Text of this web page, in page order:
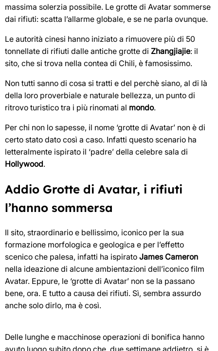
massima solerzia possibile. Le grotte di Avatar sommerse
dai rifiuti: scatta l’allarme globale, e se ne parla ovunque.
Le autorità cinesi hanno iniziato a rimuovere più di 50
tonnellate di rifiuti dalle antiche grotte di Zhangjiajie: il
sito, che si trova nella contea di Chili, è famosissimo.
Non tutti sanno di cosa si tratti e del perchè siano, al di là
della loro proverbiale e naturale bellezza, un punto di
ritrovo turistico tra i più rinomati al mondo.
Per chi non lo sapesse, il nome ‘grotte di Avatar’ non è di
certo stato dato così a caso. Infatti questo scenario ha
letteralmente ispirato il ‘padre’ della celebre sala di
Hollywood.
Addio Grotte di Avatar, i rifiuti
l’hanno sommersa
Il sito, straordinario e bellissimo, iconico per la sua
formazione morfologica e geologica e per l’effetto
scenico che palesa, infatti ha ispirato James Cameron
nella ideazione di alcune ambientazioni dell’iconico film
Avatar. Eppure, le ‘grotte di Avatar’ non se la passano
bene, ora. E tutto a causa dei rifiuti. Sì, sembra assurdo
anche solo dirlo, ma è così.
Delle lunghe e macchinose operazioni di bonifica hanno
avuto luogo subito dopo che, due settimane addietro, si è